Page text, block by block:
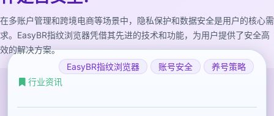
在多账户管理和跨境电商等场景中，隐私保护和数据安全是用户的核心需
求。EasyBR指纹浏览器凭借其先进的技术和功能，为用户提供了安全高
效的解决方案。
EasyBR指纹浏览器
账号安全
养号策略
行业资讯